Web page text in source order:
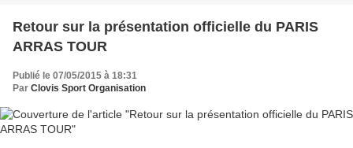
Retour sur la présentation officielle du PARIS
ARRAS TOUR
Publié le 07/05/2015 à 18:31
Par Clovis Sport Organisation